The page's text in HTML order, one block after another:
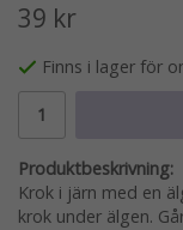
39 kr
Finns i lager för
Produktbeskrivning:
Krok i järn med en
krok under älgen.